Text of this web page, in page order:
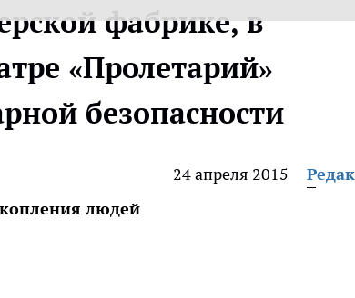
фабрике, в
«Пролетарий»
безопасности
24 апреля 2015
людей